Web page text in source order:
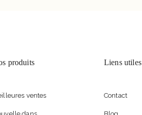
produits
ventes
Liens utiles
Contact